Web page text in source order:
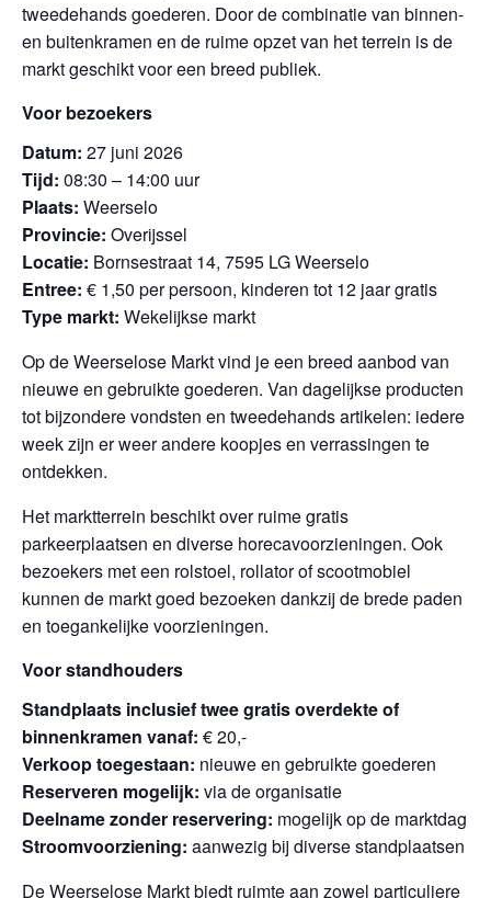
tweedehands goederen. Door de combinatie van binnen-
en buitenkramen en de ruime opzet van het terrein is de
markt geschikt voor een breed publiek.
Voor bezoekers
Datum: 27 juni 2026
Tijd: 08:30 – 14:00 uur
Plaats: Weerselo
Provincie: Overijssel
Locatie: Bornsestraat 14, 7595 LG Weerselo
Entree: € 1,50 per persoon, kinderen tot 12 jaar gratis
Type markt: Wekelijkse markt
Op de Weerselose Markt vind je een breed aanbod van
nieuwe en gebruikte goederen. Van dagelijkse producten
tot bijzondere vondsten en tweedehands artikelen: iedere
week zijn er weer andere koopjes en verrassingen te
ontdekken.
Het marktterrein beschikt over ruime gratis
parkeerplaatsen en diverse horecavoorzieningen. Ook
bezoekers met een rolstoel, rollator of scootmobiel
kunnen de markt goed bezoeken dankzij de brede paden
en toegankelijke voorzieningen.
Voor standhouders
Standplaats inclusief twee gratis overdekte of
binnenkramen vanaf: € 20,-
Verkoop toegestaan: nieuwe en gebruikte goederen
Reserveren mogelijk: via de organisatie
Deelname zonder reservering: mogelijk op de marktdag
Stroomvoorziening: aanwezig bij diverse standplaatsen
De Weerselose Markt biedt ruimte aan zowel particuliere